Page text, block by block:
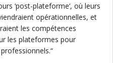
‘post-plateforme‘, où leurs
opérationnelles, et
les compétences
les plateformes pour